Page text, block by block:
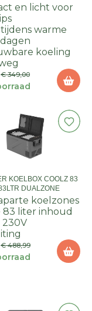
en licht voor
warme
koeling
€ 349,00
KOELBOX COOLZ 83
DUALZONE
koelzones
83 liter inhoud
230V
€ 488,99